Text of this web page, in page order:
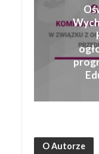
O Autorze